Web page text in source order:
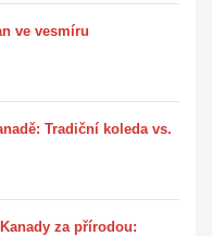
ve vesmíru
Tradiční koleda vs.
za přírodou: